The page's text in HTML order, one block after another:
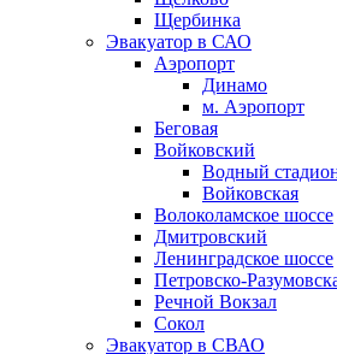
Щербинка
Эвакуатор в САО
Аэропорт
Динамо
м. Аэропорт
Беговая
Войковский
Водный
Войковская
Волоколамское шоссе
Дмитровский
Ленинградское шоссе
Петровско-
Речной Вокзал
Сокол
Эвакуатор в СВАО